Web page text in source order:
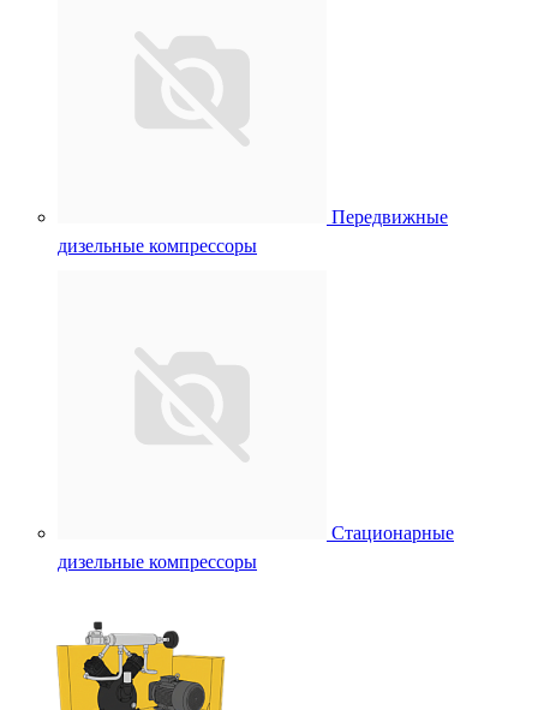
Передвижные
дизельные компрессоры
Стационарные
дизельные компрессоры